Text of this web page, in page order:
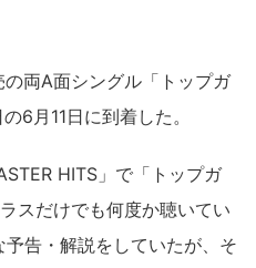
両A面シングル「トップガ
6月11日に到着した。
HITS」で「トップガ
スだけでも何度か聴いてい
告・解説をしていたが、そ